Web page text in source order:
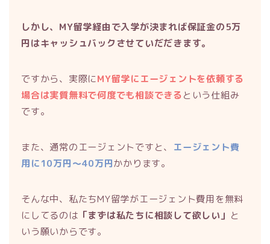
しかし、MY留学経由で入学が決まれば保証金の5万
円はキャッシュバックさせていだだきます。
ですから、実際にMY留学にエージェントを依頼する
場合は実質無料で何度でも相談できるという仕組み
です。
また、通常のエージェントですと、 エージェント費
用に10万円〜40万円かかります。
そんな中、私たちMY留学がエージェント費用を無料
にしてるのは 「まずは私たちに相談して欲しい」 と
いう願いからです。